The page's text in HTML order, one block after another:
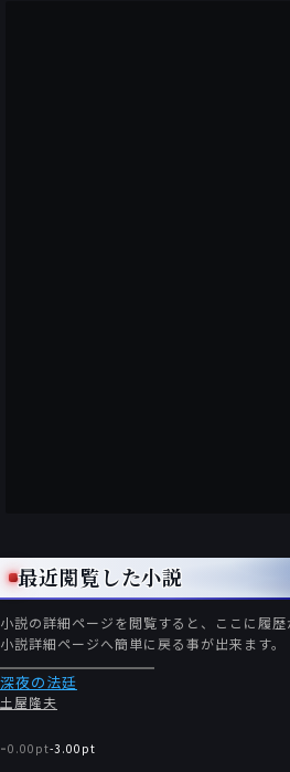
最近閲覧した小説
小説の詳細ページを閲覧すると、ここに履
小説詳細ページへ簡単に戻る事が出来ます。
深夜の法廷
土屋隆夫
-0.00pt-3.00pt